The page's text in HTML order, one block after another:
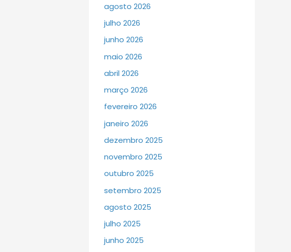
agosto 2026
julho 2026
junho 2026
maio 2026
abril 2026
março 2026
fevereiro 2026
janeiro 2026
dezembro 2025
novembro 2025
outubro 2025
setembro 2025
agosto 2025
julho 2025
junho 2025